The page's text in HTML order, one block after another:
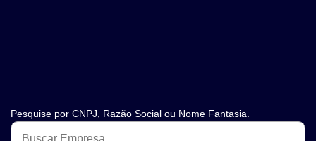
Pesquise por CNPJ, Razão Social ou Nome Fantasia.